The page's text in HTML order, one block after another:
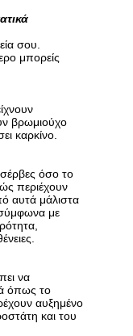
σου.
μπορείς
βρωμιούχο
καρκίνο.
όσο το
περιέχουν
αυτά μάλιστα
με
να
όπως το
αυξημένο
και του